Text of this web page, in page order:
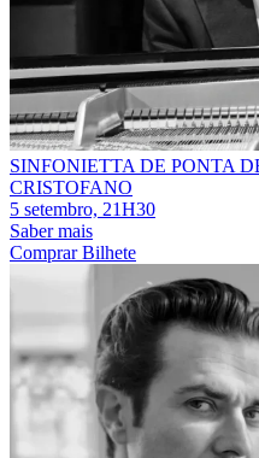
SINFONIETTA DE PONTA
CRISTOFANO
5 setembro, 21H30
Saber mais
Comprar Bilhete